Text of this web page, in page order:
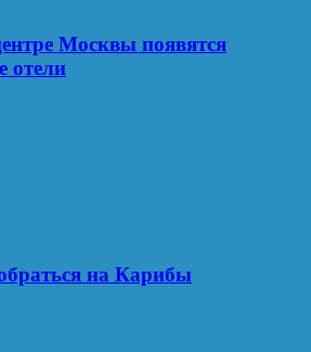
Москвы появятся
отели
на Карибы